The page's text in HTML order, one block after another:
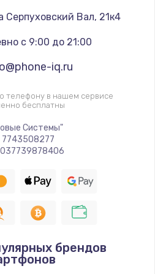
Серпуховский Вал, 21к4
с 9:00 до 21:00
iq.ru
телефону в нашем сервисе
бесплатны
Системы"
7743508277
брендов